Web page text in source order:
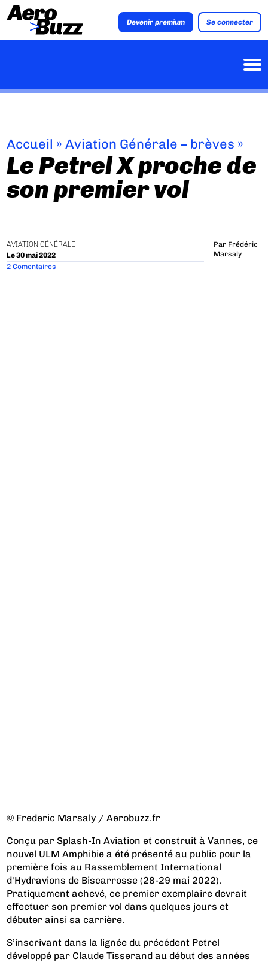
Devenir premium Se connecter
Accueil »Aviation Générale – brèves »
Le Petrel X proche de
son premier vol
AVIATION GÉNÉRALE
Le 30 mai 2022
Par Frédéric
Marsaly
2 Comentaires
© Frederic Marsaly / Aerobuzz.fr
Conçu par Splash-In Aviation et construit à Vannes, ce
nouvel ULM Amphibie a été présenté au public pour la
première fois au Rassemblement International
d'Hydravions de Biscarrosse (28-29 mai 2022).
Pratiquement achevé, ce premier exemplaire devrait
effectuer son premier vol dans quelques jours et
débuter ainsi sa carrière.
S’inscrivant dans la lignée du précédent Petrel
développé par Claude Tisserand au début des années